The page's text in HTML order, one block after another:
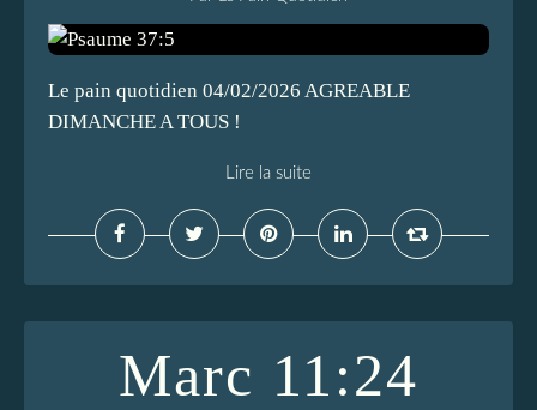
Le pain quotidien 04/02/2026 AGREABLE
DIMANCHE A TOUS !
Lire la suite
Marc 11:24